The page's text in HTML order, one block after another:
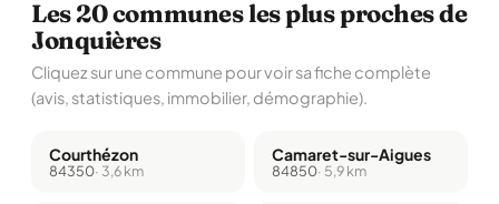
Les 20 communes les plus proches de
Jonquières
Cliquez sur une commune pour voir sa fiche complète
(avis, statistiques, immobilier, démographie).
Courthézon
84350· 3,6 km
Camaret-sur-Aigues
84850· 5,9 km